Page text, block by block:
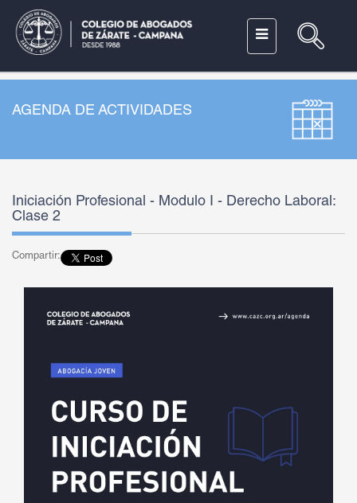
AGENDA DE ACTIVIDADES
Iniciación Profesional - Modulo I - Derecho Laboral:
Clase 2
Compartir: